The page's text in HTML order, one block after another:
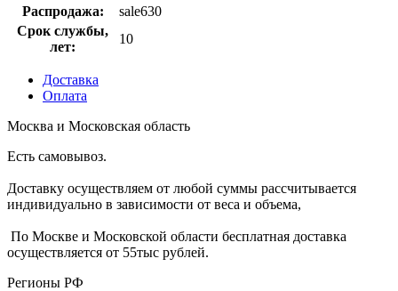
Распродажа:
sale630
Срок службы,
лет:
10
Доставка
Оплата
Москва и Московская область
Есть самовывоз.
Доставку осуществляем от любой суммы рассчитывается
индивидуально в зависимости от веса и объема,
По Москве и Московской области бесплатная доставка
осуществляется от 55тыс рублей.
Регионы РФ